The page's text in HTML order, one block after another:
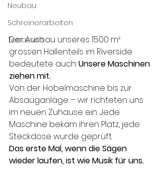
Neubau
Schreinerarbeiten
Terrassen
Der Ausbau unseres 1500 m²
grossen Hallenteils im Riverside
bedeutete auch: Unsere Maschinen
ziehen mit.
Von der Hobelmaschine bis zur
Absauganlage – wir richteten uns
im neuen Zuhause ein. Jede
Maschine bekam ihren Platz, jede
Steckdose wurde geprüft.
Das erste Mal, wenn die Sägen
wieder laufen, ist wie Musik für uns.